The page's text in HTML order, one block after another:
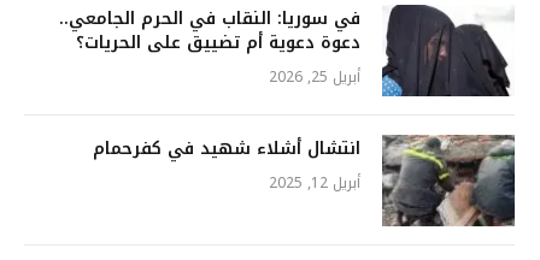
في سوريا: النقاب في الحرم الجامعي..
دعوة دعوية أم تضييق على الحريات؟
أبريل 25, 2026
انتشال أشلاء شهيد في كفرحمام
أبريل 12, 2025